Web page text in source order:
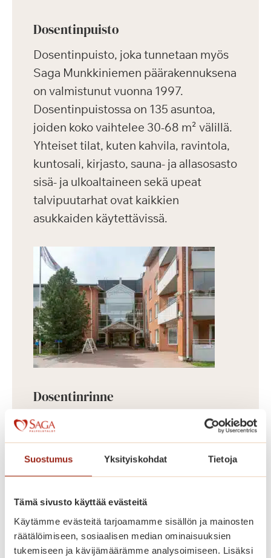
Suostumus Yksityiskohdat Tietoja
Tämä sivusto käyttää evästeitä
Käytämme evästeitä tarjoamamme sisällön ja mainosten
räätälöimiseen, sosiaalisen median ominaisuuksien
tukemiseen ja kävijämäärämme analysoimiseen. Lisäksi
Dosentinpuisto
Dosentinpuisto, joka tunnetaan myös
Saga Munkkiniemen päärakennuksena
on valmistunut vuonna 1997.
Dosentinpuistossa on 135 asuntoa,
joiden koko vaihtelee 30-68 m² välillä.
Yhteiset tilat, kuten kahvila, ravintola,
kuntosali, kirjasto, sauna- ja allasosasto
sisä- ja ulkoaltaineen sekä upeat
talvipuutarhat ovat kaikkien
asukkaiden käytettävissä.
Dosentinrinne
Vuonna 2009 valmistunut
Dosentinrinne on Saga Munkkiniemen
laajennusosa, jossa on 58 asuntoa
kooltaan 43,5-87 m². Dosentinrinteen
parvekkeillaan, joilta avautuu kauniit
näkymät Koneenpuistoon. Lisäksi
talossa on muun muassa jalkahoitajan